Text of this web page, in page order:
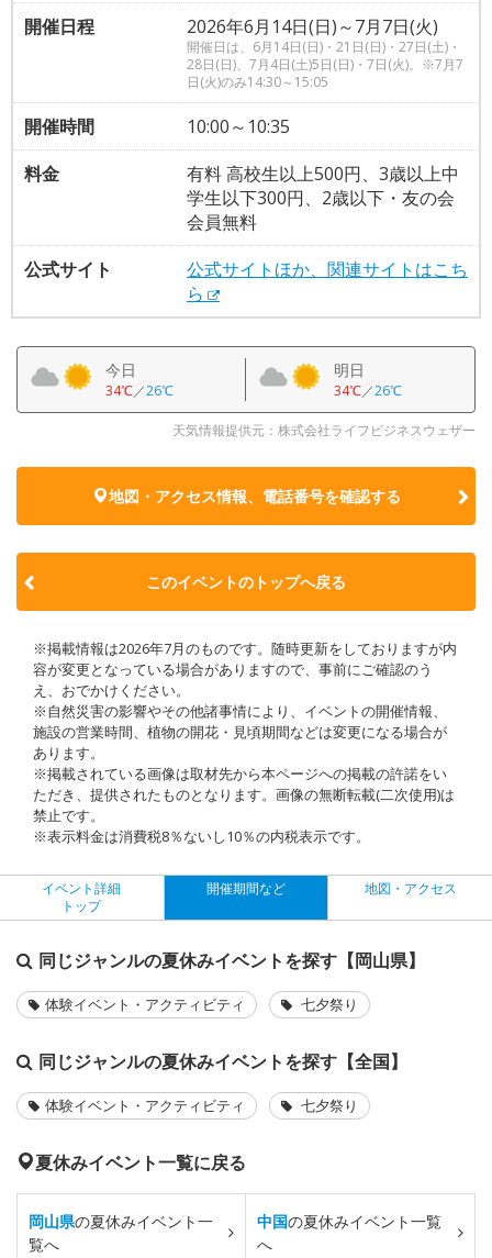
開催日程
2026年6月14日(日)～7月7日(火)
開催日は、6月14日(日)・21日(日)・27日(土)・
28日(日)、7月4日(土)5日(日)・7日(火)。※7月7
日(火)のみ14:30～15:05
開催時間
10:00～10:35
料金
有料 高校生以上500円、3歳以上中
学生以下300円、2歳以下・友の会
会員無料
公式サイト
公式サイトほか、関連サイトはこち
ら
今日
34℃／26℃
明日
34℃／26℃
天気情報提供元：株式会社ライフビジネスウェザー
地図・アクセス情報、電話番号を確認する
このイベントのトップへ戻る
※掲載情報は2026年7月のものです。随時更新をしておりますが内
容が変更となっている場合がありますので、事前にご確認のう
え、おでかけください。
※自然災害の影響やその他諸事情により、イベントの開催情報、
施設の営業時間、植物の開花・見頃期間などは変更になる場合が
あります。
※掲載されている画像は取材先から本ページへの掲載の許諾をい
ただき、提供されたものとなります。画像の無断転載(二次使用)は
禁止です。
※表示料金は消費税8％ないし10％の内税表示です。
イベント詳細
トップ
開催期間など 地図・アクセス
同じジャンルの夏休みイベントを探す【岡山県】
体験イベント・アクティビティ 七夕祭り
同じジャンルの夏休みイベントを探す【全国】
体験イベント・アクティビティ 七夕祭り
夏休みイベント一覧に戻る
岡山県の夏休みイベント一
覧へ
中国の夏休みイベント一覧
へ